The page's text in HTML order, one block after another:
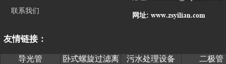
联系我们
网址: www.zsyilian.com
导光管
卧式螺旋过滤离
污水处理设备
二极管
友情链接：